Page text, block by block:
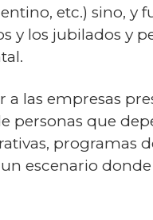
etc.) sino,
los jubilados y
las empresas
personas que
programas
escenario